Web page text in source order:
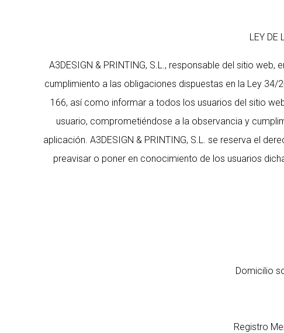
LEY DE
A3DESIGN & PRINTING, S.L., responsable del sitio
cumplimiento a las obligaciones dispuestas en la Ley 34/
166, así como informar a todos los usuarios del sitio
usuario, comprometiéndose a la observancia y
aplicación. A3DESIGN & PRINTING, S.L. se reserva el
preavisar o poner en conocimiento de los usuarios
Domicilio
Registro